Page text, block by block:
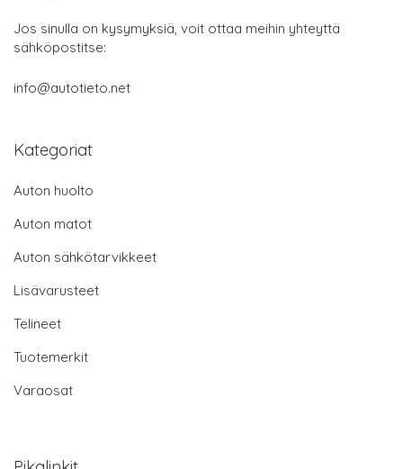
Jos sinulla on kysymyksiä, voit ottaa meihin yhteyttä
sähköpostitse:
info@autotieto.net
Kategoriat
Auton huolto
Auton matot
Auton sähkötarvikkeet
Lisävarusteet
Telineet
Tuotemerkit
Varaosat